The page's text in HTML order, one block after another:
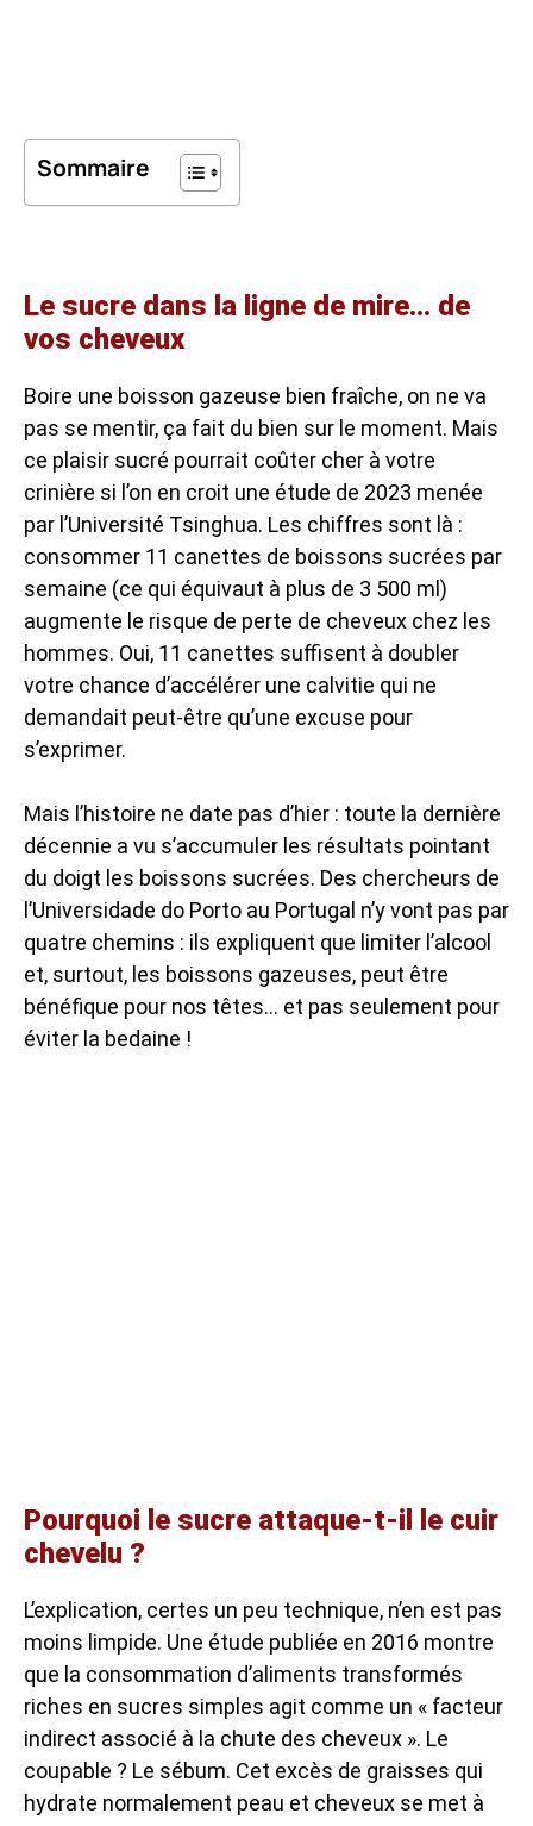
Sommaire
Le sucre dans la ligne de mire… de
vos cheveux
Boire une boisson gazeuse bien fraîche, on ne va
pas se mentir, ça fait du bien sur le moment. Mais
ce plaisir sucré pourrait coûter cher à votre
crinière si l’on en croit une étude de 2023 menée
par l’Université Tsinghua. Les chiffres sont là :
consommer 11 canettes de boissons sucrées par
semaine (ce qui équivaut à plus de 3 500 ml)
augmente le risque de perte de cheveux chez les
hommes. Oui, 11 canettes suffisent à doubler
votre chance d’accélérer une calvitie qui ne
demandait peut-être qu’une excuse pour
s’exprimer.
Mais l’histoire ne date pas d’hier : toute la dernière
décennie a vu s’accumuler les résultats pointant
du doigt les boissons sucrées. Des chercheurs de
l’Universidade do Porto au Portugal n’y vont pas par
quatre chemins : ils expliquent que limiter l’alcool
et, surtout, les boissons gazeuses, peut être
bénéfique pour nos têtes… et pas seulement pour
éviter la bedaine !
Pourquoi le sucre attaque-t-il le cuir
chevelu ?
L’explication, certes un peu technique, n’en est pas
moins limpide. Une étude publiée en 2016 montre
que la consommation d’aliments transformés
riches en sucres simples agit comme un « facteur
indirect associé à la chute des cheveux ». Le
coupable ? Le sébum. Cet excès de graisses qui
hydrate normalement peau et cheveux se met à